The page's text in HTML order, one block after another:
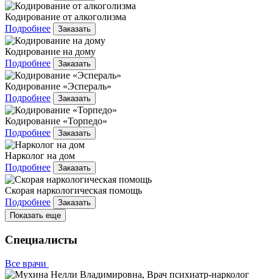
Кодирование от алкоголизма
Подробнее
Заказать
Кодирование на дому
Подробнее
Заказать
Кодирование «Эспераль»
Подробнее
Заказать
Кодирование «Торпедо»
Подробнее
Заказать
Нарколог на дом
Подробнее
Заказать
Скорая наркологическая помощь
Подробнее
Заказать
Показать еще
Специалисты
Все врачи